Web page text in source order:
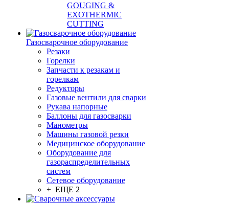
GOUGING &
EXOTHERMIC
CUTTING
Газосварочное оборудование
Резаки
Горелки
Запчасти к резакам и
горелкам
Редукторы
Газовые вентили для сварки
Рукава напорные
Баллоны для газосварки
Манометры
Машины газовой резки
Медицинское оборудование
Оборудование для
газораспределительных
систем
Сетевое оборудование
+ ЕЩЕ 2